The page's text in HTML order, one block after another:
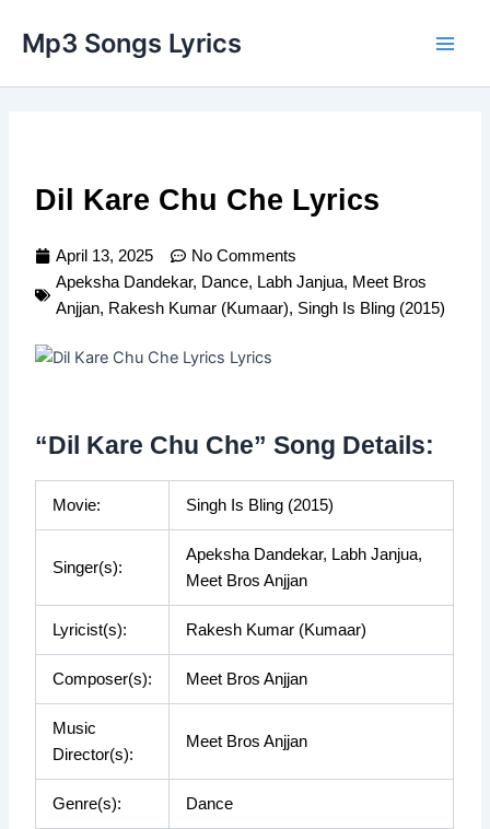
content
Mp3 Songs Lyrics
Dil Kare Chu Che Lyrics
April 13, 2025
No Comments
Apeksha Dandekar, Dance, Labh Janjua, Meet Bros
Anjjan, Rakesh Kumar (Kumaar), Singh Is Bling (2015)
“Dil Kare Chu Che” Song Details:
Movie: Singh Is Bling (2015)
Singer(s):
Apeksha Dandekar, Labh Janjua,
Meet Bros Anjjan
Lyricist(s): Rakesh Kumar (Kumaar)
Composer(s): Meet Bros Anjjan
Music
Director(s):
Meet Bros Anjjan
Genre(s): Dance